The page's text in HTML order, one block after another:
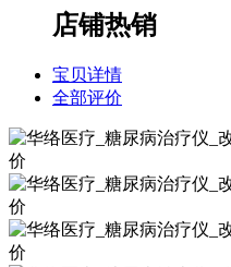
店铺热销
宝贝详情
全部评价